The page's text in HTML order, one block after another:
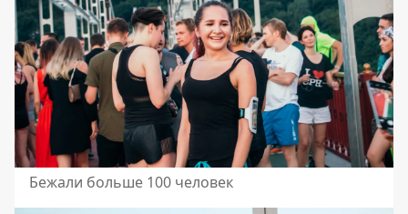
Бежали больше 100 человек